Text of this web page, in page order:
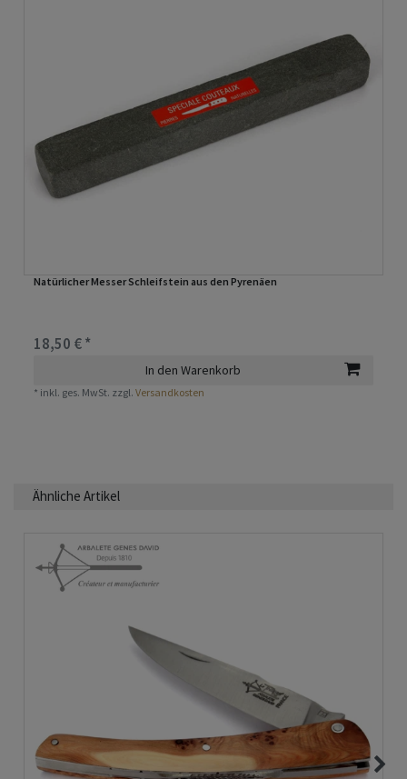
Natürlicher Messer Schleifstein aus den Pyrenäen
18,50 € *
In den Warenkorb
* inkl. ges. MwSt. zzgl.Versandkosten
Ähnliche Artikel